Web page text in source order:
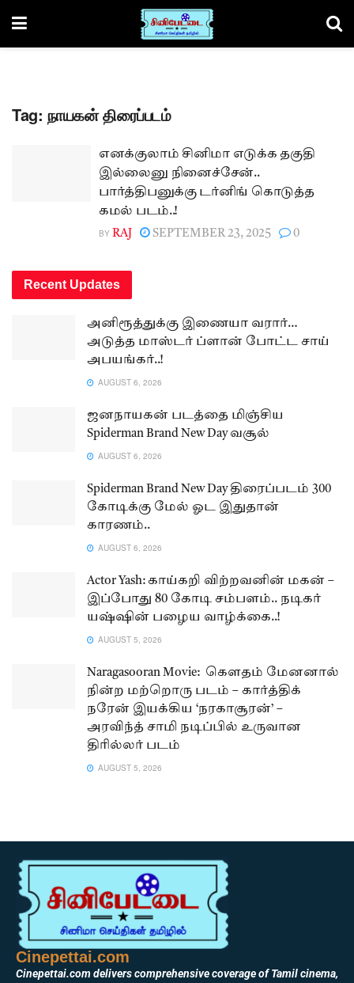
Tag: நாயகன் திரைப்படம்
எனக்குலாம் சினிமா எடுக்க தகுதி
இல்லைனு நினைச்சேன்..
பார்த்திபனுக்கு டர்னிங் கொடுத்த
கமல் படம்..!
BY RAJ SEPTEMBER 23, 2025 0
Recent Updates
அனிரூத்துக்கு இணையா வரார்…
அடுத்த மாஸ்டர் ப்ளான் போட்ட சாய்
அபயங்கர்..!
AUGUST 6, 2026
ஜனநாயகன் படத்தை மிஞ்சிய
Spiderman Brand New Day வசூல்
AUGUST 6, 2026
Spiderman Brand New Day திரைப்படம் 300
கோடிக்கு மேல் ஓட இதுதான்
காரணம்..
AUGUST 6, 2026
Actor Yash: காய்கறி விற்றவனின் மகன் –
இப்போது 80 கோடி சம்பளம்.. நடிகர்
யஷ்ஷின் பழைய வாழ்க்கை..!
AUGUST 5, 2026
Naragasooran Movie: கௌதம் மேனனால்
நின்ற மற்றொரு படம் – கார்த்திக்
நரேன் இயக்கிய ‘நரகாசூரன்’ –
அரவிந்த் சாமி நடிப்பில் உருவான
திரில்லர் படம்
AUGUST 5, 2026
Cinepettai.com
Cinepettai.com delivers comprehensive coverage of Tamil cinema,